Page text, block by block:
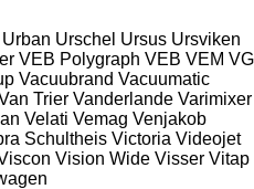
Urban Urschel Ursus Ursviken
VEB Polygraph VEB VEM VG
Vacuubrand Vacuumatic
Trier Vanderlande Varimixer
Velati Vemag Venjakob
Schultheis Victoria Videojet
Vision Wide Visser Vitap